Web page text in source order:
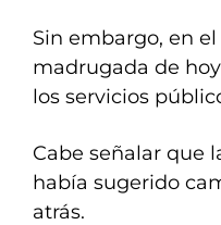
Sin embargo, en
madrugada de
los servicios
Cabe señalar que
había sugerido
atrás.